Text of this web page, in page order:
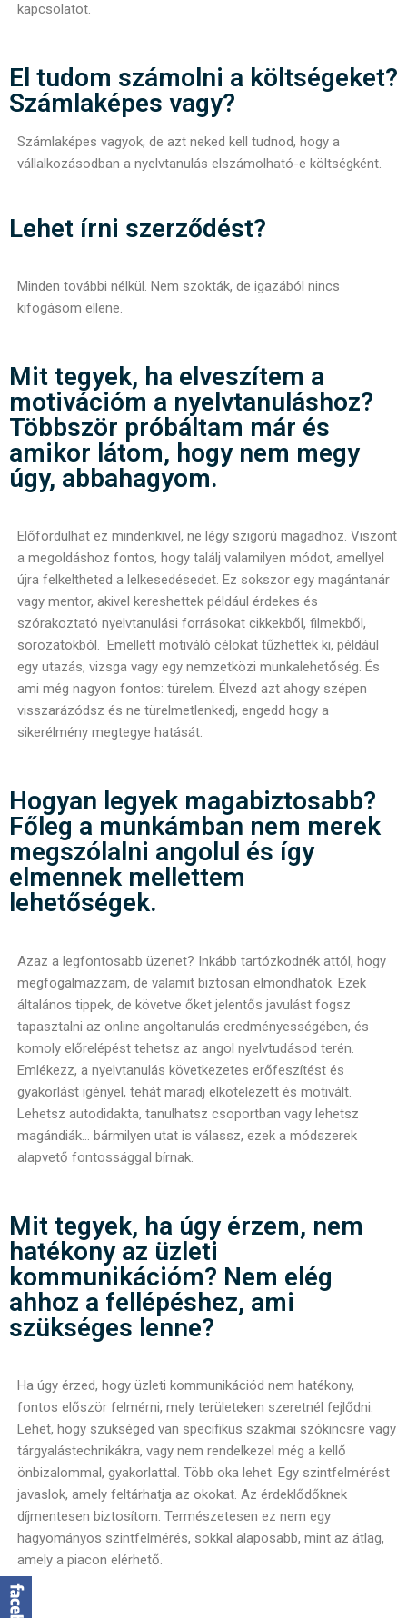
kapcsolatot.
El tudom számolni a költségeket?
Számlaképes vagy?
Számlaképes vagyok, de azt neked kell tudnod, hogy a
vállalkozásodban a nyelvtanulás elszámolható-e költségként.
Lehet írni szerződést?
Minden további nélkül. Nem szokták, de igazából nincs
kifogásom ellene.
Mit tegyek, ha elveszítem a
motivációm a nyelvtanuláshoz?
Többször próbáltam már és
amikor látom, hogy nem megy
úgy, abbahagyom.
Előfordulhat ez mindenkivel, ne légy szigorú magadhoz. Viszont
a megoldáshoz fontos, hogy találj valamilyen módot, amellyel
újra felkeltheted a lelkesedésedet. Ez sokszor egy magántanár
vagy mentor, akivel kereshettek például érdekes és
szórakoztató nyelvtanulási forrásokat cikkekből, filmekből,
sorozatokból. Emellett motiváló célokat tűzhettek ki, például
egy utazás, vizsga vagy egy nemzetközi munkalehetőség. És
ami még nagyon fontos: türelem. Élvezd azt ahogy szépen
visszarázódsz és ne türelmetlenkedj, engedd hogy a
sikerélmény megtegye hatását.
Hogyan legyek magabiztosabb?
Főleg a munkámban nem merek
megszólalni angolul és így
elmennek mellettem
lehetőségek.
Azaz a legfontosabb üzenet? Inkább tartózkodnék attól, hogy
megfogalmazzam, de valamit biztosan elmondhatok. Ezek
általános tippek, de követve őket jelentős javulást fogsz
tapasztalni az online angoltanulás eredményességében, és
komoly előrelépést tehetsz az angol nyelvtudásod terén.
Emlékezz, a nyelvtanulás következetes erőfeszítést és
gyakorlást igényel, tehát maradj elkötelezett és motivált.
Lehetsz autodidakta, tanulhatsz csoportban vagy lehetsz
magándiák… bármilyen utat is válassz, ezek a módszerek
alapvető fontossággal bírnak.
Mit tegyek, ha úgy érzem, nem
hatékony az üzleti
kommunikációm? Nem elég
ahhoz a fellépéshez, ami
szükséges lenne?
Ha úgy érzed, hogy üzleti kommunikációd nem hatékony,
fontos először felmérni, mely területeken szeretnél fejlődni.
Lehet, hogy szükséged van specifikus szakmai szókincsre vagy
tárgyalástechnikákra, vagy nem rendelkezel még a kellő
önbizalommal, gyakorlattal. Több oka lehet. Egy szintfelmérést
javaslok, amely feltárhatja az okokat. Az érdeklődőknek
díjmentesen biztosítom. Természetesen ez nem egy
hagyományos szintfelmérés, sokkal alaposabb, mint az átlag,
amely a piacon elérhető.